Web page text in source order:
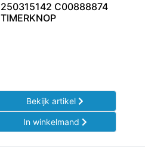
250315142 C00888874
TIMERKNOP
Bekijk artikel
In winkelmand